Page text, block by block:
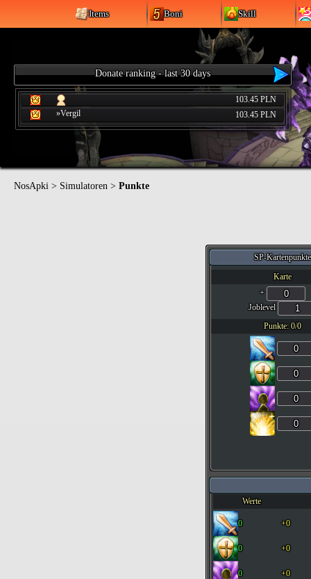
Items Boni Skill
Donate ranking - last 30 days
103.45 PLN
»Vergil
103.45 PLN
NosApki > Simulatoren > Punkte
SP-Kartenpunkte
Karte
+
Joblevel
Punkte: 0/0
Werte
0 +0
0 +0
0 +0